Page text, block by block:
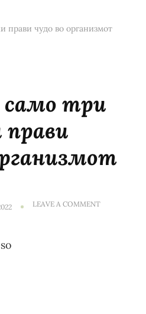
прави чудо во организмот
само три
прави
LEAVE A COMMENTON